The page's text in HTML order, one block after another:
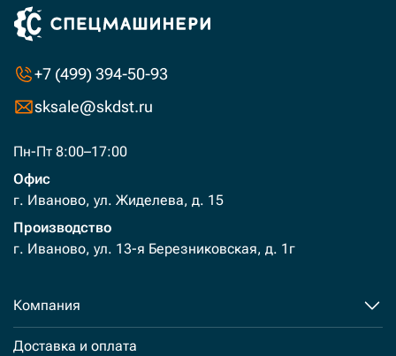
+7 (499) 394-50-93
sksale@skdst.ru
Пн-Пт 8:00–17:00
Офис
г. Иваново, ул. Жиделева, д. 15
Производство
г. Иваново, ул. 13-я Березниковская, д. 1г
Компания
Доставка и оплата